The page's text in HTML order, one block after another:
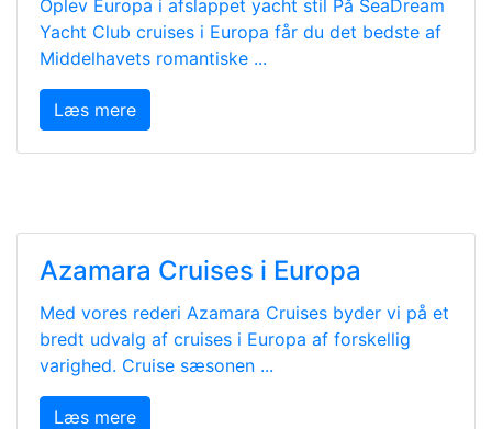
Oplev Europa i afslappet yacht stil På SeaDream
Yacht Club cruises i Europa får du det bedste af
Middelhavets romantiske ...
Læs mere
Azamara Cruises i Europa
Med vores rederi Azamara Cruises byder vi på et
bredt udvalg af cruises i Europa af forskellig
varighed. Cruise sæsonen ...
Læs mere